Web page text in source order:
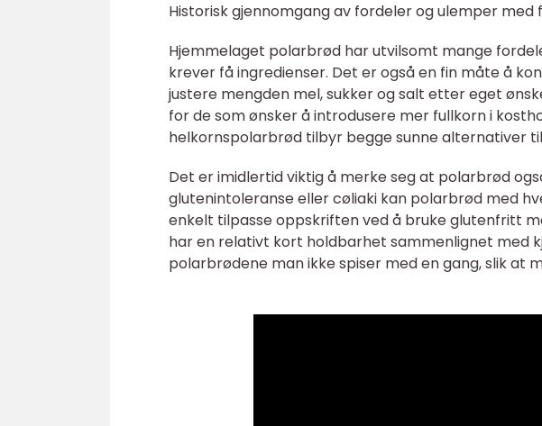
Historisk gjennomgang av fordeler og ulemper
Hjemmelaget polarbrød har utvilsomt mange
krever få ingredienser. Det er også en fin måte å
justere mengden mel, sukker og salt etter eget
for de som ønsker å introdusere mer fullkorn i
helkornspolarbrød tilbyr begge sunne alternativer
Det er imidlertid viktig å merke seg at polarbrød
glutenintoleranse eller cøliaki kan polarbrød med
enkelt tilpasse oppskriften ved å bruke glutenfritt
har en relativt kort holdbarhet sammenlignet med
polarbrødene man ikke spiser med en gang, slik at